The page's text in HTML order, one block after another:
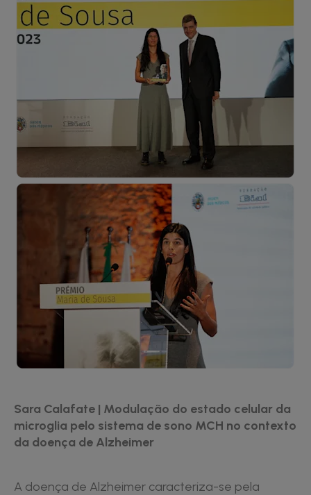
Sara Calafate | Modulação do estado celular da
microglia pelo sistema de sono MCH no contexto
da doença de Alzheimer
A doença de Alzheimer caracteriza-se pela